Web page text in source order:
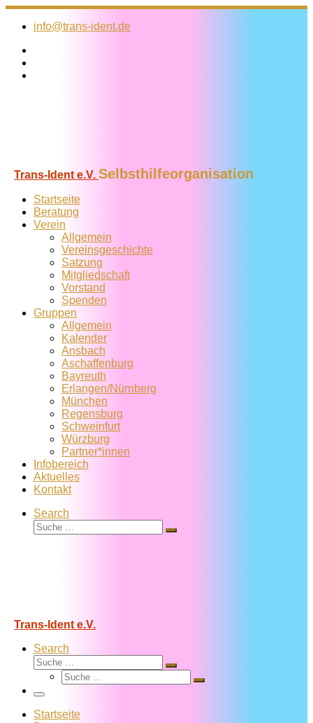
Zum
Inhalt
info@trans-ident.de
Trans-Ident e.V. Selbsthilfeorganisation
Startseite
Beratung
Verein
Allgemein
Vereins­geschichte
Satzung
Mitglied­schaft
Vorstand
Spenden
Gruppen
Allgemein
Kalender
Ansbach
Aschaffenburg
Bayreuth
Erlangen/Nürnberg
München
Regensburg
Schweinfurt
Würzburg
Partner*innen
Infobereich
Aktuelles
Kontakt
Search
Suche
Suche
Trans-Ident e.V.
Search
Suche
Suche
Suche
Suche
Menü
Startseite